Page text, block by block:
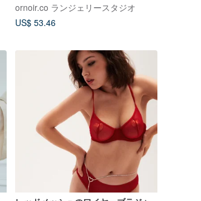
ornoir.co ランジェリースタジオ
US$ 53.46